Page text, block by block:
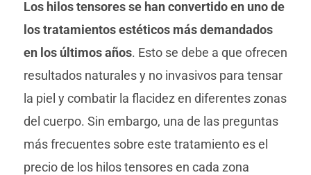
Los hilos tensores se han convertido en uno de
los tratamientos estéticos más demandados
en los últimos años. Esto se debe a que ofrecen
resultados naturales y no invasivos para tensar
la piel y combatir la flacidez en diferentes zonas
del cuerpo. Sin embargo, una de las preguntas
más frecuentes sobre este tratamiento es el
precio de los hilos tensores en cada zona